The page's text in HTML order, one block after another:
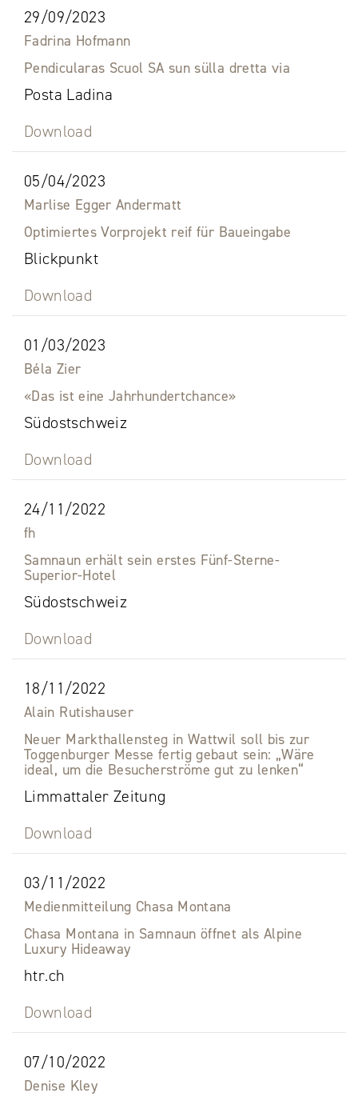
29/09/2023
Fadrina Hofmann
Pendicularas Scuol SA sun sülla dretta via
Posta Ladina
Download
05/04/2023
Marlise Egger Andermatt
Optimiertes Vorprojekt reif für Baueingabe
Blickpunkt
Download
01/03/2023
Béla Zier
«Das ist eine Jahrhundertchance»
Südostschweiz
Download
24/11/2022
fh
Samnaun erhält sein erstes Fünf-Sterne-
Superior-Hotel
Südostschweiz
Download
18/11/2022
Alain Rutishauser
Neuer Markthallensteg in Wattwil soll bis zur
Toggenburger Messe fertig gebaut sein: „Wäre
ideal, um die Besucherströme gut zu lenken“
Limmattaler Zeitung
Download
03/11/2022
Medienmitteilung Chasa Montana
Chasa Montana in Samnaun öffnet als Alpine
Luxury Hideaway
htr.ch
Download
07/10/2022
Denise Kley